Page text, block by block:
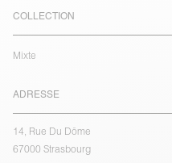
COLLECTION
Mixte
ADRESSE
14, Rue Du Dôme
67000 Strasbourg